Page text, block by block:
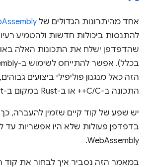
אחד מהיתרונות הגדולים של
להתנסות ביכולות חדשות ולהטמיע
שהדפדפן ישלח את התכונות האלה
הזה כאל מנגנון פוליפילי ביצועים
התכונה ב-C/C++ או ב-Rust במקום ב-JavaScript.
יש שפע של קוד קיים שזמין להעברה,
בדפדפן פעולות שלא היו אפשריות עד
WebAssembly.
במאמר הזה נסביר איך לבחור את קוד